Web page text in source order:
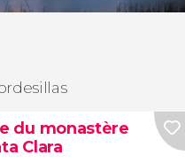
du monastère
Clara